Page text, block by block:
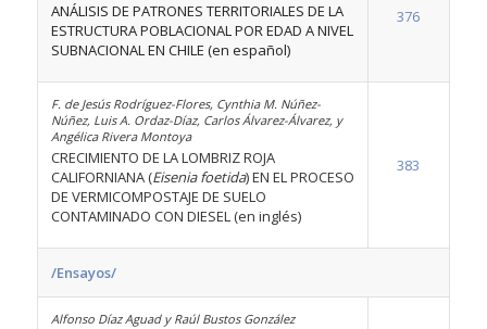
ANÁLISIS DE PATRONES TERRITORIALES DE LA
ESTRUCTURA POBLACIONAL POR EDAD A NIVEL
SUBNACIONAL EN CHILE (en español)
376
F. de Jesús Rodríguez-Flores, Cynthia M. Núñez-
Núñez, Luis A. Ordaz-Díaz, Carlos Álvarez-Álvarez, y
Angélica Rivera Montoya
CRECIMIENTO DE LA LOMBRIZ ROJA
CALIFORNIANA (Eisenia foetida) EN EL PROCESO
DE VERMICOMPOSTAJE DE SUELO
CONTAMINADO CON DIESEL (en inglés)
383
/Ensayos/
Alfonso Díaz Aguad y Raúl Bustos González